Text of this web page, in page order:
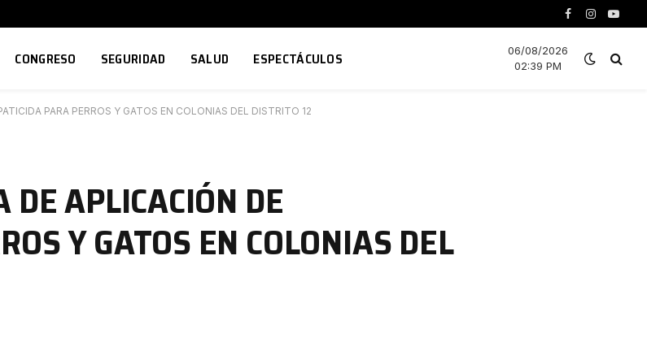
Facebook
Instagram
CONGRESO SEGURIDAD SALUD ESPECTÁCULOS
06/08/2026
02:39 PM
PARA PERROS Y GATOS EN COLONIAS DEL DISTRITO 12
APLICACIÓN DE
Y GATOS EN COLONIAS DEL